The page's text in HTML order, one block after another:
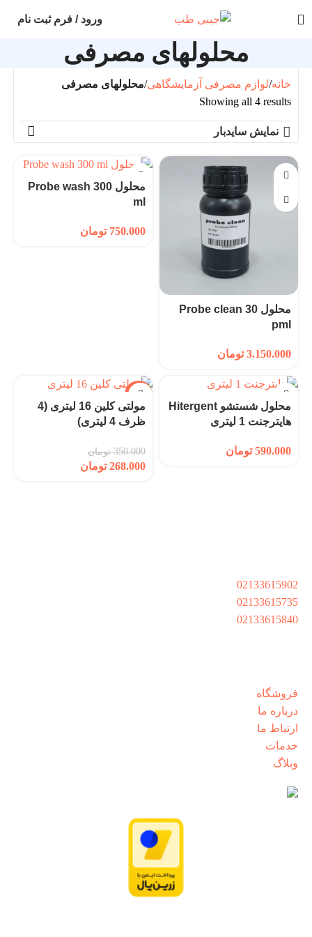
ورود / فرم ثبت نام
محلولهای مصرفی
خانه لوازم مصرفی آزمایشگاهی محلولهای مصرفی
Showing all 4 results
نمایش سایدبار
محلول Probe clean 30
pml
3.150.000 تومان
محلول Probe wash 300
ml
750.000 تومان
محلول شستشو Hitergent
هایترجنت 1 لیتری
590.000 تومان
-23%
مولتی کلین 16 لیتری (4
ظرف 4 لیتری)
350.000 تومان
268.000 تومان
02133615902
02133615735
02133615840
فروشگاه
درباره ما
ارتباط ما
خدمات
وبلاگ